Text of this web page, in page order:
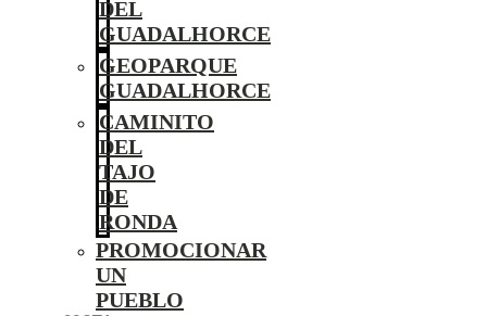
DEL
GUADALHORCE
GEOPARQUE
GUADALHORCE
CAMINITO
DEL
TAJO
DE
RONDA
PROMOCIONAR
UN
PUEBLO